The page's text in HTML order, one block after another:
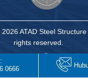
ATAD Steel
rights reserved.
0666